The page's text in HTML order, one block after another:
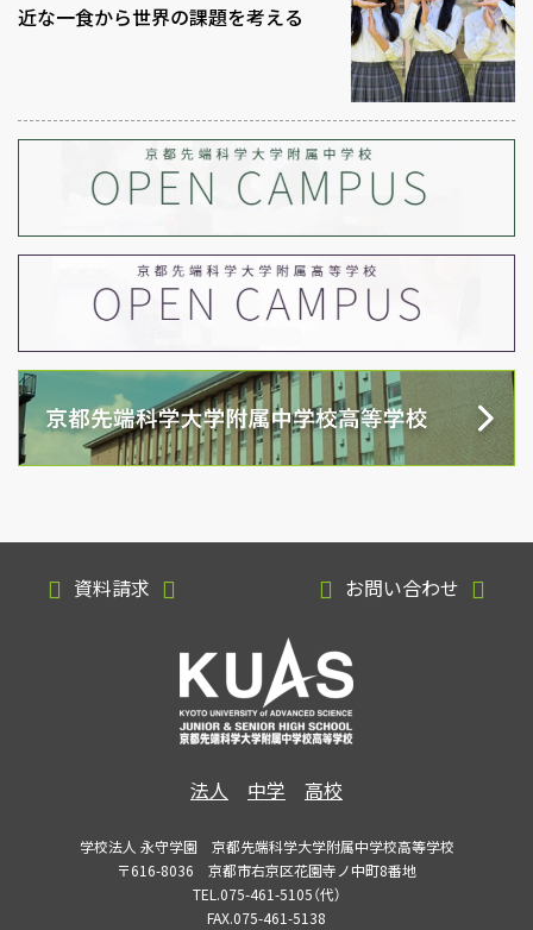
近な一食から世界の課題を考える
資料請求 お問い合わせ
法人 中学 高校
学校法人 永守学園 京都先端科学大学附属中学校高等学校
〒616-8036 京都市右京区花園寺ノ中町8番地
TEL.075-461-5105（代）
FAX.075-461-5138